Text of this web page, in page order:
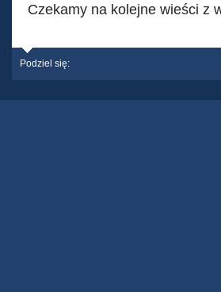
Czekamy na kolejne wieści z
Podziel się: